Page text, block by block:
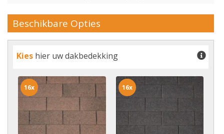
Beschikbare Opties
Kies hier uw dakbedekking
16x 16x